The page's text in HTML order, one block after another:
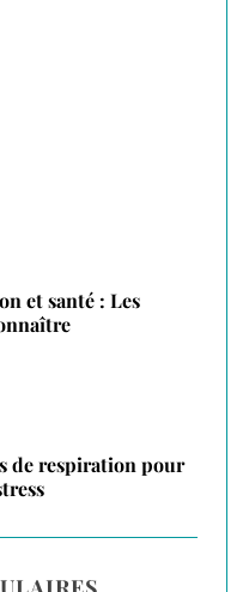
et santé : Les
de respiration pour